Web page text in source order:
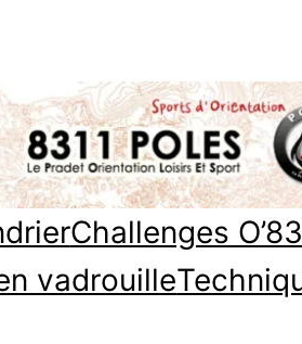
Challenges O’83
vadrouille